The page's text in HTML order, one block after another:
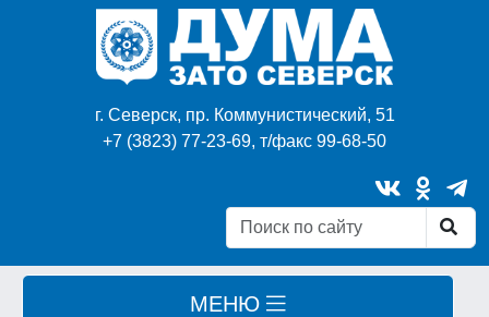
г. Северск, пр. Коммунистический, 51
+7 (3823) 77-23-69, т/факс 99-68-50
МЕНЮ